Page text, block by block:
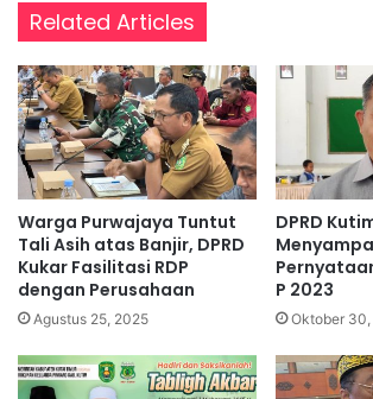
Related Articles
Warga Purwajaya Tuntut
Tali Asih atas Banjir, DPRD
Kukar Fasilitasi RDP
dengan Perusahaan
Agustus 25, 2025
DPRD
P 2023
Oktober